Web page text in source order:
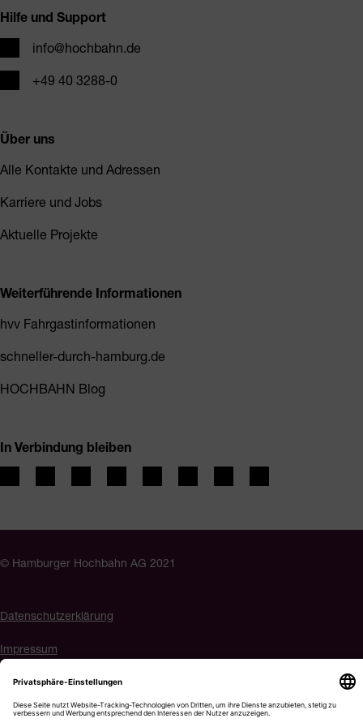
Hilfe und Support
E-Mailinfo@hochbahn.de
Telefon+49 40 3288-0
Über uns
Alle Kontakte und Adressen
Karriere und Jobs
Aktuelle Projekte
Weiterführende Informationen
hvv Fahrgastinformationen
schneller-durch-hamburg.de
HOCHBAHN Blog
In Verbindung bleiben
© Hamburger Hochbahn AG 2021
Datenschutzerklärung
Impressum
Barrierefreiheit
Cookie-Einstellungen